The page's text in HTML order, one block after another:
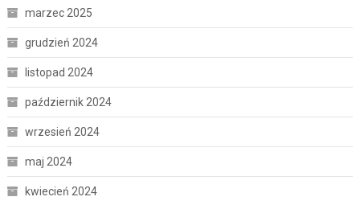
marzec 2025
grudzień 2024
listopad 2024
październik 2024
wrzesień 2024
maj 2024
kwiecień 2024